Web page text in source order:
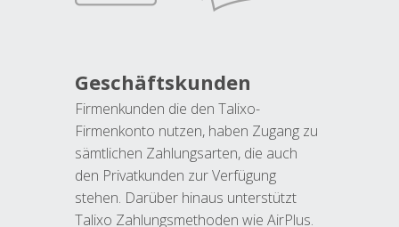
Geschäftskunden
Firmenkunden die den Talixo-
Firmenkonto nutzen, haben Zugang zu
sämtlichen Zahlungsarten, die auch
den Privatkunden zur Verfügung
stehen. Darüber hinaus unterstützt
Talixo Zahlungsmethoden wie AirPlus.